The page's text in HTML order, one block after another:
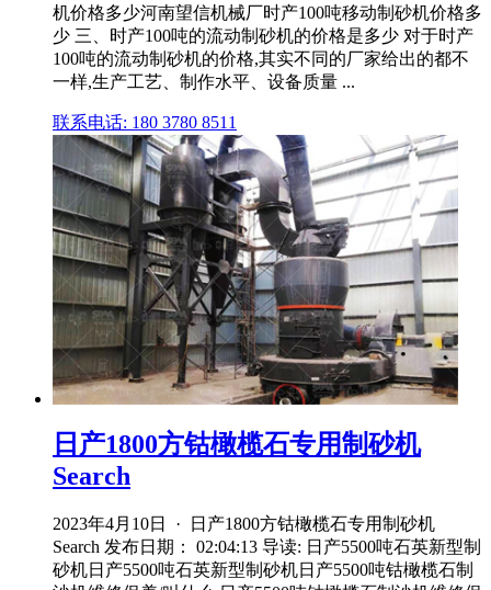
机价格多少河南望信机械厂时产100吨移动制砂机价格多
少 三、时产100吨的流动制砂机的价格是多少 对于时产
100吨的流动制砂机的价格,其实不同的厂家给出的都不
一样,生产工艺、制作水平、设备质量 ...
联系电话: 180 3780 8511
日产1800方钴橄榄石专用制砂机
Search
2023年4月10日 · 日产1800方钴橄榄石专用制砂机
Search 发布日期： 02:04:13 导读: 日产5500吨石英新型制
砂机日产5500吨石英新型制砂机日产5500吨钴橄榄石制